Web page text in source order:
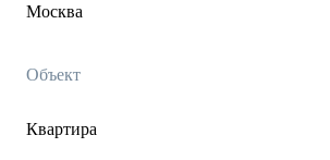
Москва
Объект
Квартира